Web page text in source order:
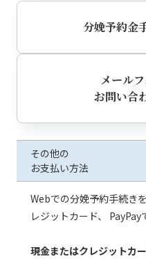
分娩予約金
メール
お問い合
その他の
お支払い方法
Webでの分娩予約手続き
レジットカード、 PayPay
現金またはクレジットカ